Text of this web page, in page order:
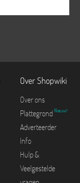
Over Shopwiki
Over ons
Plattegrond Nieuw!
Adverteerder
Info
Hulp &
Veelgestelde